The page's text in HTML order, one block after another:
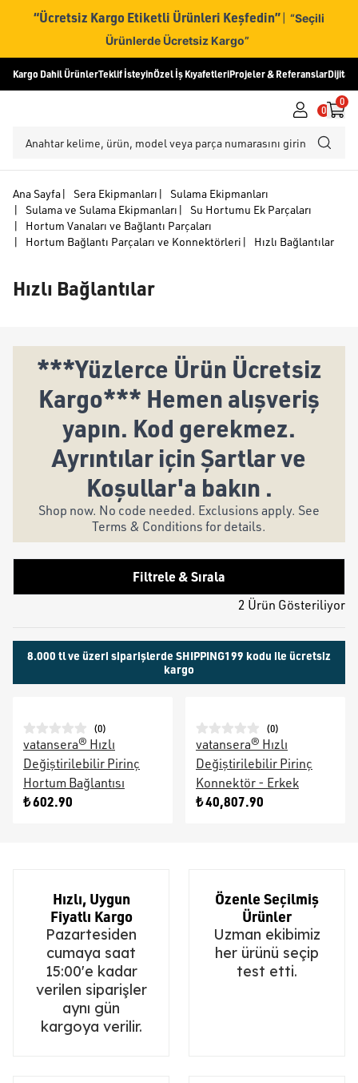
“Ücretsiz Kargo Etiketli Ürünleri Keşfedin” | “Seçili
Ürünlerde Ücretsiz Kargo”
Kargo Dahil ÜrünlerTeklif İsteyinÖzel İş KıyafetleriProjeler & ReferanslarDijital
0
0
Ana Sayfa| Sera Ekipmanları |
Sulama Ekipmanları
|
Sulama ve Sulama Ekipmanları |
Su Hortumu Ek Parçaları
|
Hortum Vanaları ve Bağlantı Parçaları
|
Hortum Bağlantı Parçaları ve Konnektörleri | Hızlı Bağlantılar
Hızlı Bağlantılar
***Yüzlerce Ürün Ücretsiz
Kargo*** Hemen alışveriş
yapın. Kod gerekmez.
Ayrıntılar için Şartlar ve
Koşullar'a bakın .
Shop now. No code needed. Exclusions apply. See
Terms & Conditions for details.
Filtrele & Sırala
2 Ürün Gösteriliyor
8.000 tl ve üzeri siparişlerde SHIPPING199 kodu ile ücretsiz
kargo
(0)
vatansera® Hızlı
Değiştirilebilir Pirinç
Hortum Bağlantısı
₺ 602.90
(0)
vatansera® Hızlı
Değiştirilebilir Pirinç
Konnektör - Erkek
₺ 40,807.90
Hızlı, Uygun
Fiyatlı Kargo
Pazartesiden
cumaya saat
15:00'e kadar
verilen siparişler
aynı gün
kargoya verilir.
Özenle Seçilmiş
Ürünler
Uzman ekibimiz
her ürünü seçip
test etti.